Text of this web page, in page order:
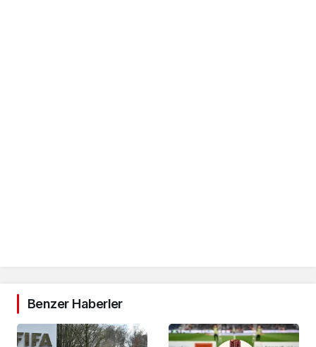
Benzer Haberler